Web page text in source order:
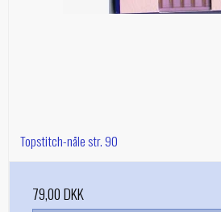
Topstitch-nåle str. 90
79,00 DKK